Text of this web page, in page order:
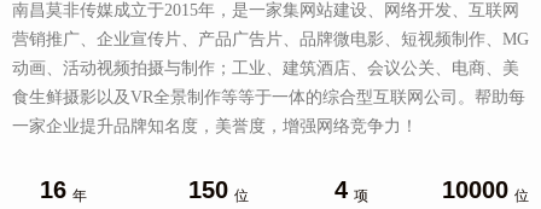
南昌莫非传媒成立于2015年，是一家集网站建设、网络开发、互联网
营销推广、企业宣传片、产品广告片、品牌微电影、短视频制作、MG
动画、活动视频拍摄与制作；工业、建筑酒店、会议公关、电商、美
食生鲜摄影以及VR全景制作等等于一体的综合型互联网公司。帮助每
一家企业提升品牌知名度，美誉度，增强网络竞争力！
16 年
150 位
4 项
10000 位